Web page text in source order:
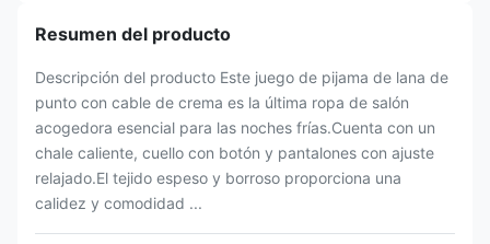
Resumen del producto
Descripción del producto Este juego de pijama de lana de
punto con cable de crema es la última ropa de salón
acogedora esencial para las noches frías.Cuenta con un
chale caliente, cuello con botón y pantalones con ajuste
relajado.El tejido espeso y borroso proporciona una
calidez y comodidad ...